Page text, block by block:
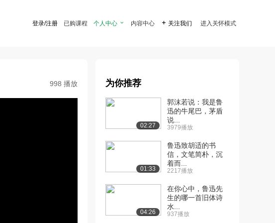
登录/注册 已购课程 个人中心  内容中心  关注我们 进入关怀模式
998 播放 为你推荐
02:27
郭沫若说：我是鲁
迅的牛尾巴，茅盾
说...
3979播放
01:33
鲁迅致胡适的书
信，文笔简朴，沉
着而...
2217播放
04:26
在你心中，鲁迅先
生的哪一首旧体诗
水...
937播放